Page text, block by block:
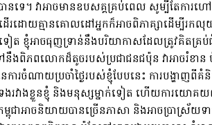
បានទេ។ វាអាចមាន​ឧបសគ្គ​គ្រប់​ពេល សូម្បី​តែ​កា
រដោយគ្មានគោលដៅអ្នកក៏អាចពិភាគ្សាដើម្បីរកលុ
ទៀត ខ្ញុំ​អាច​ធុញទ្រាន់​នឹងបរិយាកាស​ដែលត្រូវ​គិត​គ្រប់​
នឹងពិភពលោកដ៏តូចរបស់ប្រជាជនជប៉ុន វាអាចរំខាន
រចំណាយប្រចាំថ្ងៃរបស់ខ្ញុំបែបនេះ ការបង្ហាញពីគំនិត
ងរវាងខ្លួនខ្ញុំ និងមនុស្សម្នាក់ទៀត ហើយការយោ
ពុជាអាចនិយាយបានច្រើនភាសា និងអាចប្រាស្រ័យ